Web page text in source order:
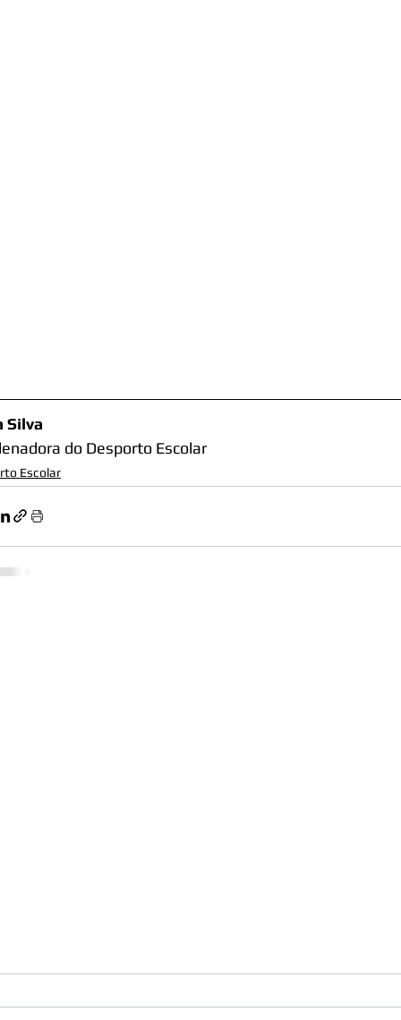
Silva
do Desporto Escolar
Escolar